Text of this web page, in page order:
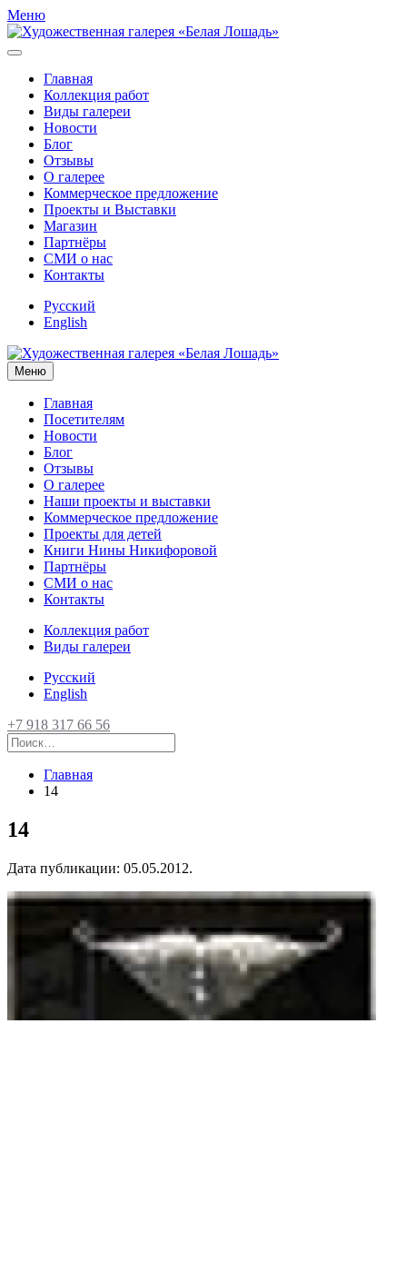
Меню
Главная
Коллекция работ
Виды галереи
Новости
Блог
Отзывы
О галерее
Коммерческое предложение
Проекты и Выставки
Магазин
Партнёры
СМИ о нас
Контакты
Русский
English
Меню
Главная
Посетителям
Новости
Блог
Отзывы
О галерее
Наши проекты и выставки
Коммерческое предложение
Проекты для детей
Книги Нины Никифоровой
Партнёры
СМИ о нас
Контакты
Коллекция работ
Виды галереи
Русский
English
+7 918 317 66 56
Главная
14
14
Дата публикации: 05.05.2012.